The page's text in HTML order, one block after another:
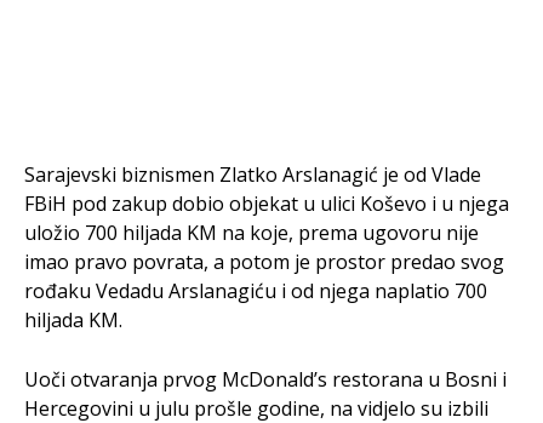
Sarajevski biznismen Zlatko Arslanagić je od Vlade
FBiH pod zakup dobio objekat u ulici Koševo i u njega
uložio 700 hiljada KM na koje, prema ugovoru nije
imao pravo povrata, a potom je prostor predao svog
rođaku Vedadu Arslanagiću i od njega naplatio 700
hiljada KM.
Uoči otvaranja prvog McDonald’s restorana u Bosni i
Hercegovini u julu prošle godine, na vidjelo su izbili